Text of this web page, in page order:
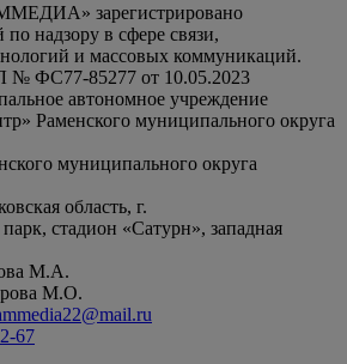
зарегистрировано
надзору в сфере связи,
и массовых коммуникаций.
№ ФС77-85277 от 10.05.2023
автономное учреждение
Раменского муниципального округа
муниципального округа
область, г.
стадион «Сатурн», западная
М.А.
М.О.
67